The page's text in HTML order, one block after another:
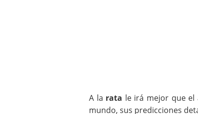
A la rata le irá mejor que el
mundo, sus predicciones